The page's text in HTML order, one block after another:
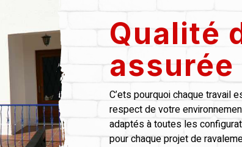
Qualité
assurée
C’ets pourquoi chaque travail
respect de votre
adaptés à toutes les
pour chaque projet de